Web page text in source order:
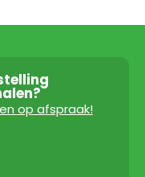
op afspraak!